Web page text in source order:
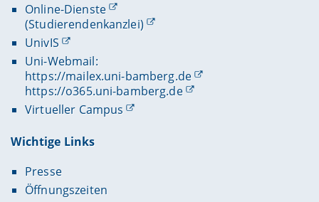
Online-Dienste
(Studierendenkanzlei)
UnivIS
Uni-Webmail:
https://mailex.uni-bamberg.de
https://o365.uni-bamberg.de
Virtueller Campus
Wichtige Links
Presse
Öffnungszeiten